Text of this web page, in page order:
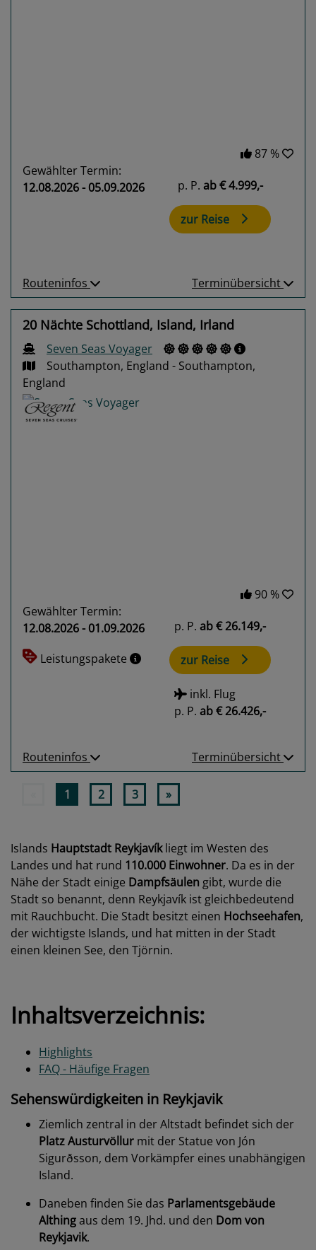
87 %
Gewählter Termin:
12.08.2026 - 05.09.2026
p. P. ab€ 4.999,-
zur Reise
Routeninfos Terminübersicht
20 Nächte Schottland, Island, Irland
Seven Seas Voyager
Southampton, England - Southampton,
England
90 %
Gewählter Termin:
12.08.2026 - 01.09.2026
Leistungspakete
p. P. ab€ 26.149,-
zur Reise
inkl. Flug
p. P. ab€ 26.426,-
Routeninfos Terminübersicht
1 2 3 »
Islands Hauptstadt Reykjavíkliegt im Westen des
Landes und hat rund 110.000 Einwohner. Da es in der
Nähe der Stadt einige Dampfsäulen gibt, wurde die
Stadt so benannt, denn Reykjavík ist gleichbedeutend
mit Rauchbucht. Die Stadt besitzt einen Hochseehafen,
der wichtigste Islands, und hat mitten in der Stadt
einen kleinen See, den Tjörnin.
Inhaltsverzeichnis:
Highlights
FAQ - Häufige Fragen
Sehenswürdigkeiten in Reykjavik
Ziemlich zentral in der Altstadt befindet sich der
Platz Austurvöllur mit der Statue von Jón
Sigurðsson, dem Vorkämpfer eines unabhängigen
Island.
Daneben finden Sie das Parlamentsgebäude
Althingaus dem 19. Jhd. und den Dom von
Reykjavik.